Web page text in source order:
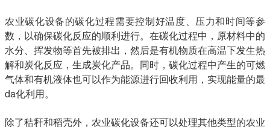
农业碳化设备的碳化过程需要控制好温度、压力和时间等参
数，以确保碳化反应的顺利进行。在碳化过程中，原材料中的
水分、挥发物等首先被排出，然后是有机物质在高温下发生热
解和炭化反应，生成炭化产品。同时，碳化过程中产生的可燃
气体和有机液体也可以作为能源进行回收利用，实现能量的最
da化利用。
除了秸秆和稻壳外，农业碳化设备还可以处理其他类型的农业